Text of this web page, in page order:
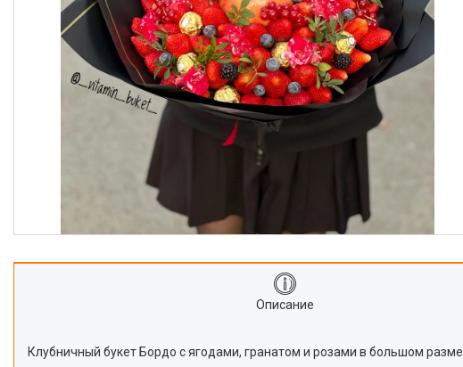
Сладкие букеты на 8 марта
Необычные букеты
Сырные букеты
Сухофрукты в бельгийском
шоколаде
Изделия из дерева
Отзывы
Описание
Клубничный букет Бордо с ягодами, гранатом и розами в большом